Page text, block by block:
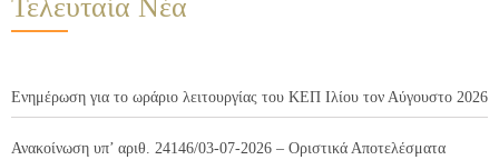
Τελευταία Νέα
Ενημέρωση για το ωράριο λειτουργίας του ΚΕΠ Ιλίου τον Αύγουστο 2026
Ανακοίνωση υπ’ αριθ. 24146/03-07-2026 – Οριστικά Αποτελέσματα